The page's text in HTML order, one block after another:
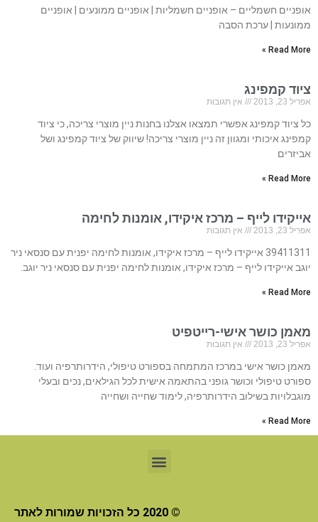
אופניים חשמליים – אופניים חשמליות | אופניים ממונעים | אופניים
ממונעות | ערכת הסבה
Read More »
ציוד קמפינג
אפריל 23, 2013 אין תגובות
כל ציוד קמפינג אפשרי תמצאו אצלנו בחנות ניין מוצרי צריכה, כי ציוד
קמפינג איכותי ומגוון זה ניין מוצרי צריכה! שיווק של ציוד קמפינג ושל
אביזרים
Read More »
אייקידו לייף – מרכז איקידו, אומנות לחימה
אפריל 23, 2013 אין תגובות
39411311 אייקידו לייף – מרכז איקידו, אומנות לחימה יפנית עם סנסאי ניר
יוגב אייקידו לייף – מרכז איקידו, אומנות לחימה יפנית עם סנסאי ניר יוגב.
Read More »
מאמן כושר אישי-רייטפיט
אפריל 23, 2013 אין תגובות
מאמן כושר אישי במרכז המתמחה בספורט טיפולי, הידרותרפיה ועוד.
ספורט טיפולי וכושר גופני בהתאמה אישית לכל הגילאים, נכים ובעלי
מוגבלויות בשילוב הידרותרפיה, לימוד שחייה ושחייה
Read More »
© 2020 כל הזכויות שמורות לאתר